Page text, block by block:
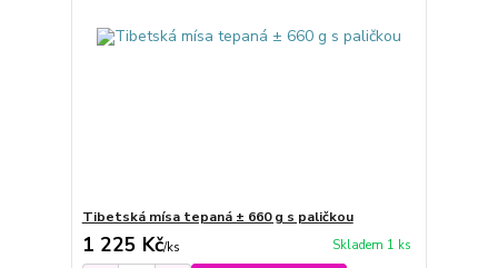
Tibetská mísa tepaná ± 660 g s paličkou
1 225 Kč/ks Skladem 1 ks